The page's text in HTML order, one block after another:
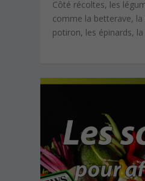
Côté récoltes, les
comme la betterave,
potiron, les épinards,